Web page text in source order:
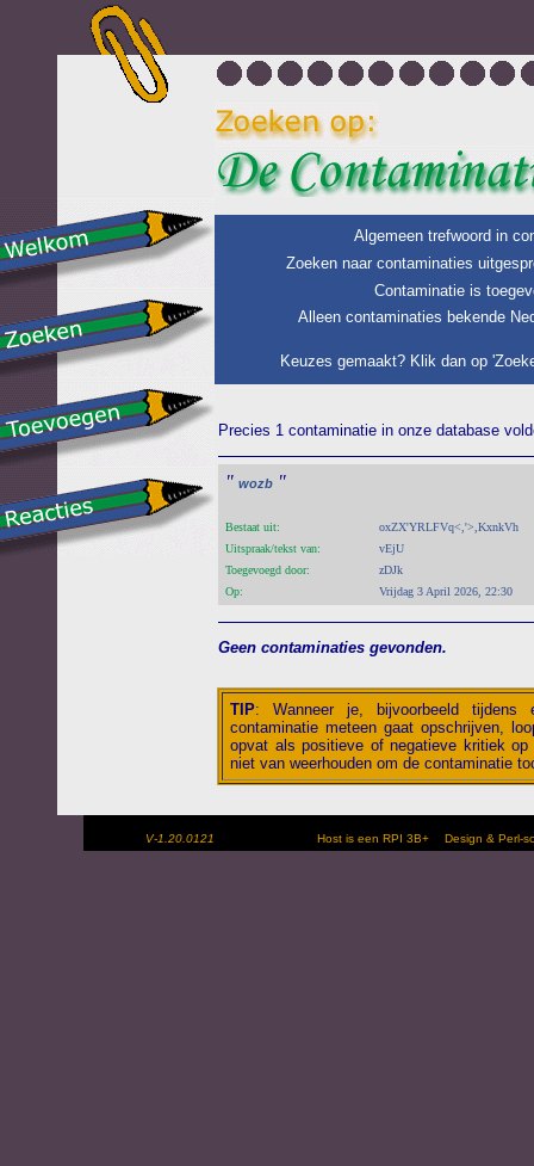
Algemeen trefwoord in
Zoeken naar contaminaties
Contaminatie is
Alleen contaminaties bekende
Keuzes gemaakt? Klik dan op
Precies 1 contaminatie in onze database
" wozb "
Bestaat uit:
oxZX'YRLFVq<,'>,KxnkVh
Uitspraak/tekst van:
vEjU
Toegevoegd door:
zDJk
Op:
Vrijdag 3 April 2026, 22:30
Geen contaminaties gevonden.
TIP: Wanneer je, bijvoorbeeld tijdens
contaminatie meteen gaat opschrijven,
opvat als positieve of negatieve kritiek
niet van weerhouden om de contaminatie
V-1.20.0121 Host is een RPI 3B+ Design &